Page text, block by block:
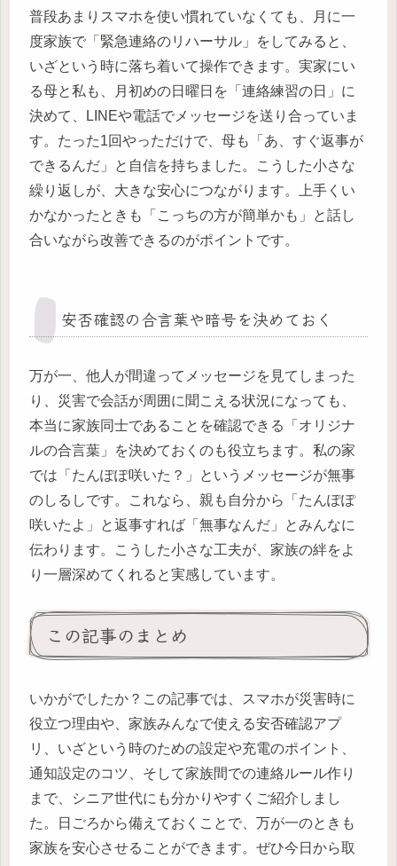
普段あまりスマホを使い慣れていなくても、月に一
度家族で「緊急連絡のリハーサル」をしてみると、
いざという時に落ち着いて操作できます。実家にい
る母と私も、月初めの日曜日を「連絡練習の日」に
決めて、LINEや電話でメッセージを送り合っていま
す。たった1回やっただけで、母も「あ、すぐ返事が
できるんだ」と自信を持ちました。こうした小さな
繰り返しが、大きな安心につながります。上手くい
かなかったときも「こっちの方が簡単かも」と話し
合いながら改善できるのがポイントです。
安否確認の合言葉や暗号を決めておく
万が一、他人が間違ってメッセージを見てしまった
り、災害で会話が周囲に聞こえる状況になっても、
本当に家族同士であることを確認できる「オリジナ
ルの合言葉」を決めておくのも役立ちます。私の家
では「たんぽぽ咲いた？」というメッセージが無事
のしるしです。これなら、親も自分から「たんぽぽ
咲いたよ」と返事すれば「無事なんだ」とみんなに
伝わります。こうした小さな工夫が、家族の絆をよ
り一層深めてくれると実感しています。
この記事のまとめ
いかがでしたか？この記事では、スマホが災害時に
役立つ理由や、家族みんなで使える安否確認アプ
リ、いざという時のための設定や充電のポイント、
通知設定のコツ、そして家族間での連絡ルール作り
まで、シニア世代にも分かりやすくご紹介しまし
た。日ごろから備えておくことで、万が一のときも
家族を安心させることができます。ぜひ今日から取